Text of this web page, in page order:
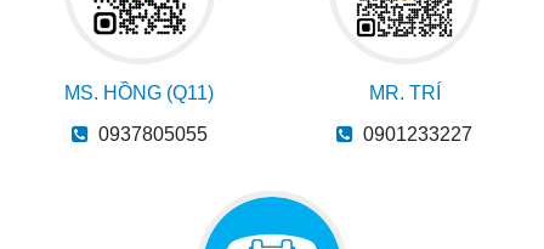
MS. HỒNG (Q11)
0937805055
MR. TRÍ
0901233227